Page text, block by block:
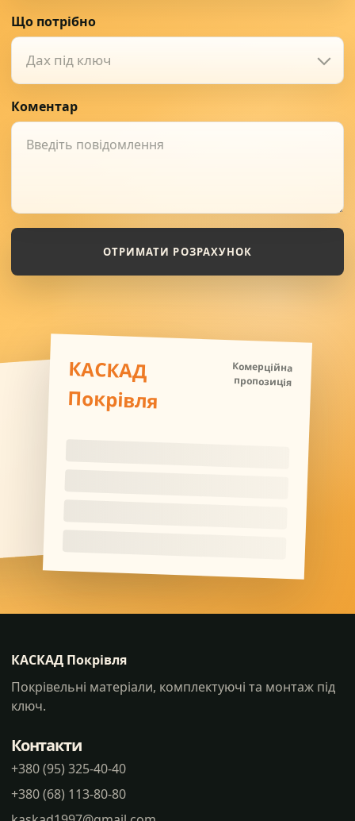
Що потрібно
Дах під ключ
Коментар
ОТРИМАТИ РОЗРАХУНОК
КАСКАД
Покрівля
Комерційна
пропозиція
КАСКАД Покрівля
Покрівельні матеріали, комплектуючі та монтаж під
ключ.
Контакти
+380 (95) 325-40-40
+380 (68) 113-80-80